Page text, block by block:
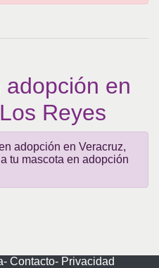
en
Reyes
adopción en Veracruz,
tu mascota en adopción
Contacto- Privacidad